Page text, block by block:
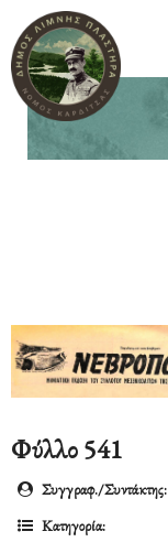
Φύλλο 541
Συγγραφ./Συντάκτης:
Κατηγορία: